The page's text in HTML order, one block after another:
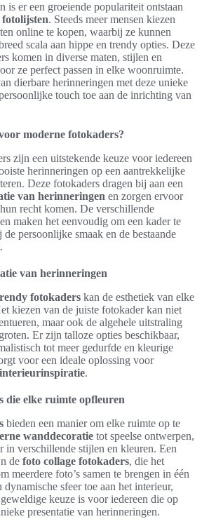
is er een groeiende populariteit ontstaan
. Steeds meer mensen kiezen
online te kopen, waarbij ze kunnen
scala aan hippe en trendy opties. Deze
komen in diverse maten, stijlen en
ze perfect passen in elke woonruimte.
dierbare herinneringen met deze unieke
touch toe aan de inrichting van
moderne fotokaders?
zijn een uitstekende keuze voor iedereen
herinneringen op een aantrekkelijke
Deze fotokaders dragen bij aan een
van herinneringen en zorgen ervoor
recht komen. De verschillende
maken het eenvoudig om een kader te
persoonlijke smaak en de bestaande
van herinneringen
fotokaders kan de esthetiek van elke
kiezen van de juiste fotokader kan niet
maar ook de algehele uitstraling
Er zijn talloze opties beschikbaar,
tot meer gedurfde en kleurige
voor een ideale oplossing voor
.
die elke ruimte opfleuren
bieden een manier om elke ruimte op te
wanddecoratie tot speelse ontwerpen,
in verschillende stijlen en kleuren. Een
de foto collage fotokaders, die het
meerdere foto’s samen te brengen in één
sfeer toe aan het interieur,
keuze is voor iedereen die op
presentatie van herinneringen.